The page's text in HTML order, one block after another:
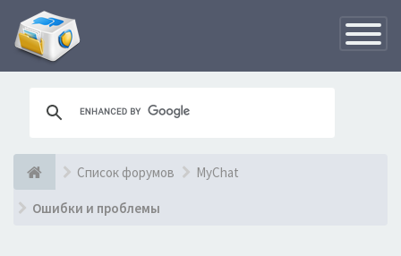
Список форумов MyChat
Ошибки и проблемы